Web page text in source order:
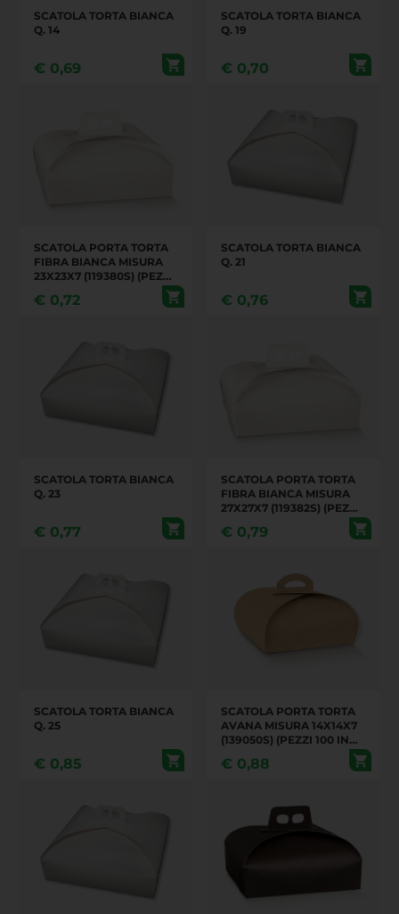
SCATOLA TORTA BIANCA
Q. 14
€ 0,69
SCATOLA TORTA BIANCA
Q. 19
€ 0,70
SCATOLA PORTA TORTA
FIBRA BIANCA MISURA
23X23X7 (119380S) (PEZZI
€ 0,72
SCATOLA TORTA BIANCA
Q. 21
€ 0,76
SCATOLA TORTA BIANCA
Q. 23
€ 0,77
SCATOLA PORTA TORTA
FIBRA BIANCA MISURA
27X27X7 (119382S) (PEZZI
€ 0,79
SCATOLA TORTA BIANCA
Q. 25
€ 0,85
SCATOLA PORTA TORTA
AVANA MISURA 14X14X7
(139050S) (PEZZI 100 IN
€ 0,88